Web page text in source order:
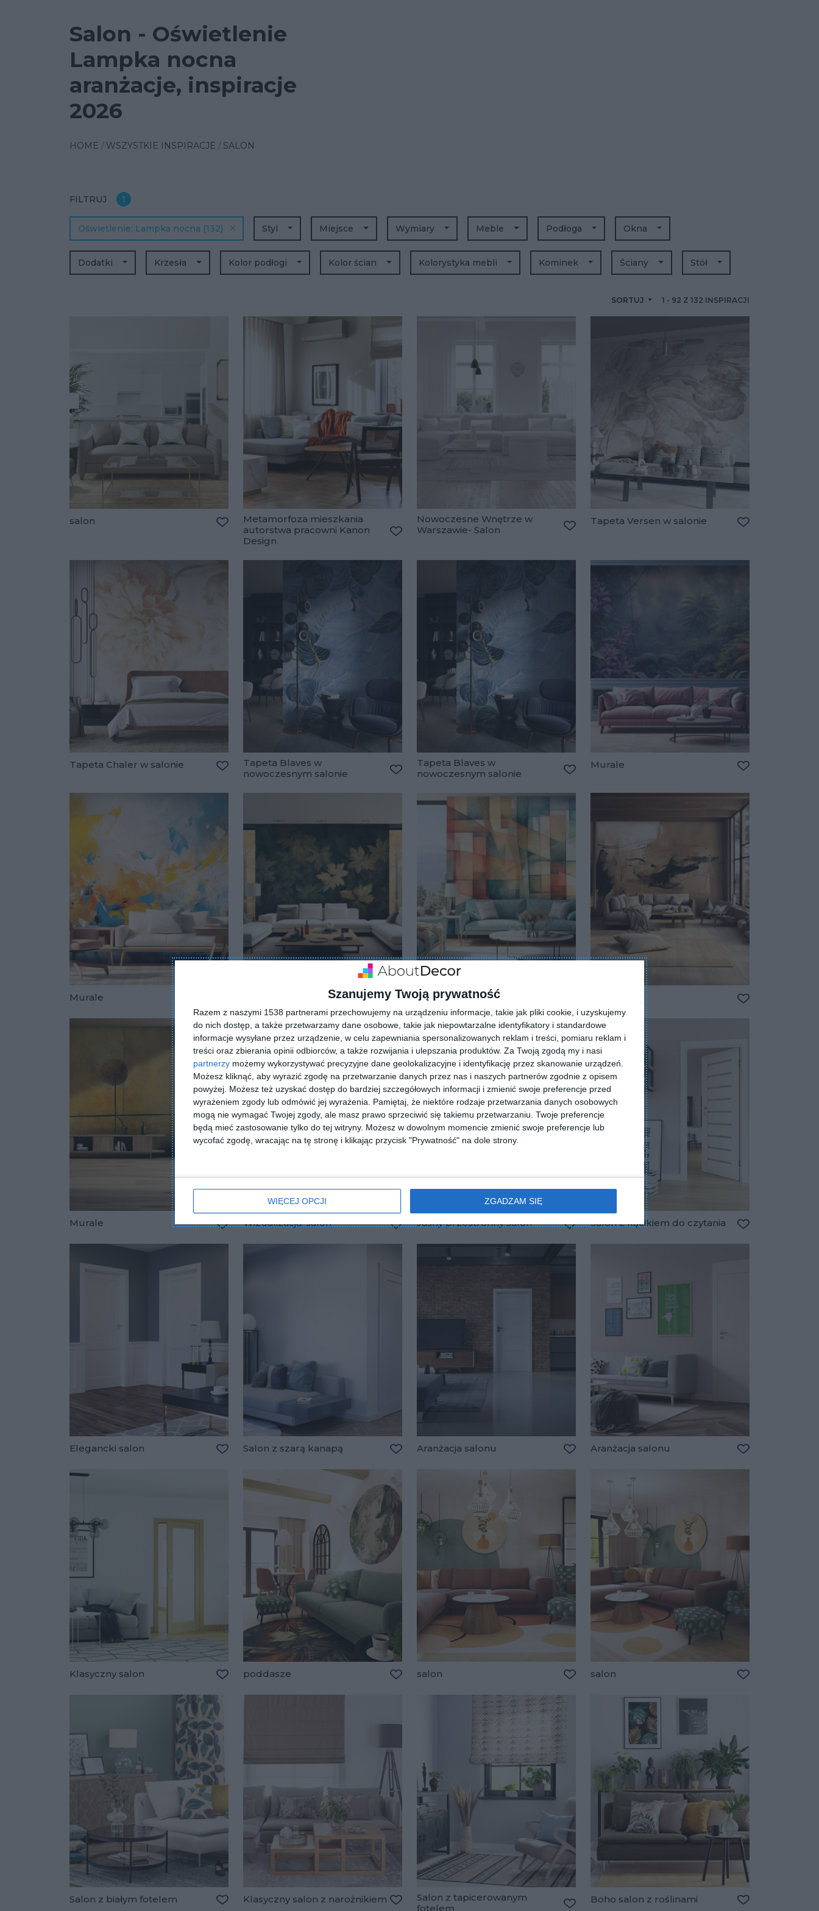
Szanujemy Twoją prywatność
Razem z naszymi 1538 partnerami przechowujemy na urządzeniu informacje, takie jak pliki cookie, i uzyskujemy
do nich dostęp, a także przetwarzamy dane osobowe, takie jak niepowtarzalne identyfikatory i standardowe
informacje wysyłane przez urządzenie, w celu zapewniania spersonalizowanych reklam i treści, pomiaru reklam i
treści oraz zbierania opinii odbiorców, a także rozwijania i ulepszania produktów. Za Twoją zgodą my i nasi
partnerzy możemy wykorzystywać precyzyjne dane geolokalizacyjne i identyfikację przez skanowanie urządzeń.
Możesz kliknąć, aby wyrazić zgodę na przetwarzanie danych przez nas i naszych partnerów zgodnie z opisem
powyżej. Możesz też uzyskać dostęp do bardziej szczegółowych informacji i zmienić swoje preferencje przed
wyrażeniem zgody lub odmówić jej wyrażenia.
Pamiętaj, że niektóre rodzaje przetwarzania danych osobowych
mogą nie wymagać Twojej zgody, ale masz prawo sprzeciwić się takiemu przetwarzaniu. Twoje preferencje
będą mieć zastosowanie tylko do tej witryny. Możesz w dowolnym momencie zmienić swoje preferencje lub
wycofać zgodę, wracając na tę stronę i klikając przycisk "Prywatność" na dole strony.
WIĘCEJ OPCJI ZGADZAM SIĘ
Salon - Oświetlenie
Lampka nocna
aranżacje, inspiracje
2026
HOME WSZYSTKIE INSPIRACJE SALON
FILTRUJ 1
SORTUJ 1 - 92 Z 132 INSPIRACJI
Styl Miejsce Wymiary Meble Podłoga Okna
Lampka nocna (132)
Oświetlenie
Dodatki Krzesła Kolor podłogi Kolor ścian Kolorystyka mebli Kominek Ściany Stół
salon
Dodaj do ulubionych
Metamorfoza mieszkania
autorstwa pracowni Kanon
Design
Nowoczesne Wnętrze w
Warszawie- Salon
Tapeta Versen w salonie
Tapeta Chaler w salonie
Dodaj do ulubionych
Tapeta Blaves w
nowoczesnym salonie
Dodaj do ulubionych
Tapeta Blaves w
nowoczesnym salonie
Murale
Murale
Dodaj do ulubionych Dodaj do ulubionych
Murale
Dodaj do ulubionych
Murale Wizualizacja: salon Jasny przestronny salon Salon z kącikiem do czytania
Elegancki salon Salon z szarą kanapą Aranżacja salonu Aranżacja salonu
Klasyczny salon poddasze salon salon
Salon z białym fotelem Klasyczny salon z narożnikiem
Salon z tapicerowanym
fotelem
Boho salon z roślinami